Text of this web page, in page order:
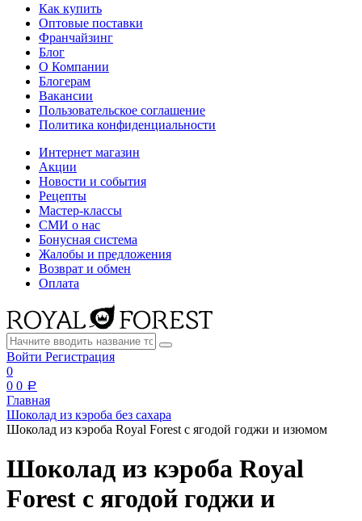
Как купить
Оптовые поставки
Франчайзинг
Блог
О Компании
Блогерам
Вакансии
Пользовательское соглашение
Политика конфиденциальности
Интернет магазин
Акции
Новости и события
Рецепты
Мастер-классы
СМИ о нас
Бонусная система
Жалобы и предложения
Возврат и обмен
Оплата
Войти Регистрация
0
0 0 a
Главная
Шоколад из кэроба без сахара
Шоколад из кэроба Royal Forest с ягодой годжи и изюмом
Шоколад из кэроба Royal
Forest с ягодой годжи и